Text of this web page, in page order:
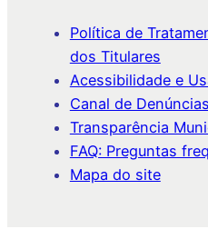
Política de
dos Titulares
Acessibilidade e
Canal de Denúncias
Transparência
FAQ: Preguntas
Mapa do site